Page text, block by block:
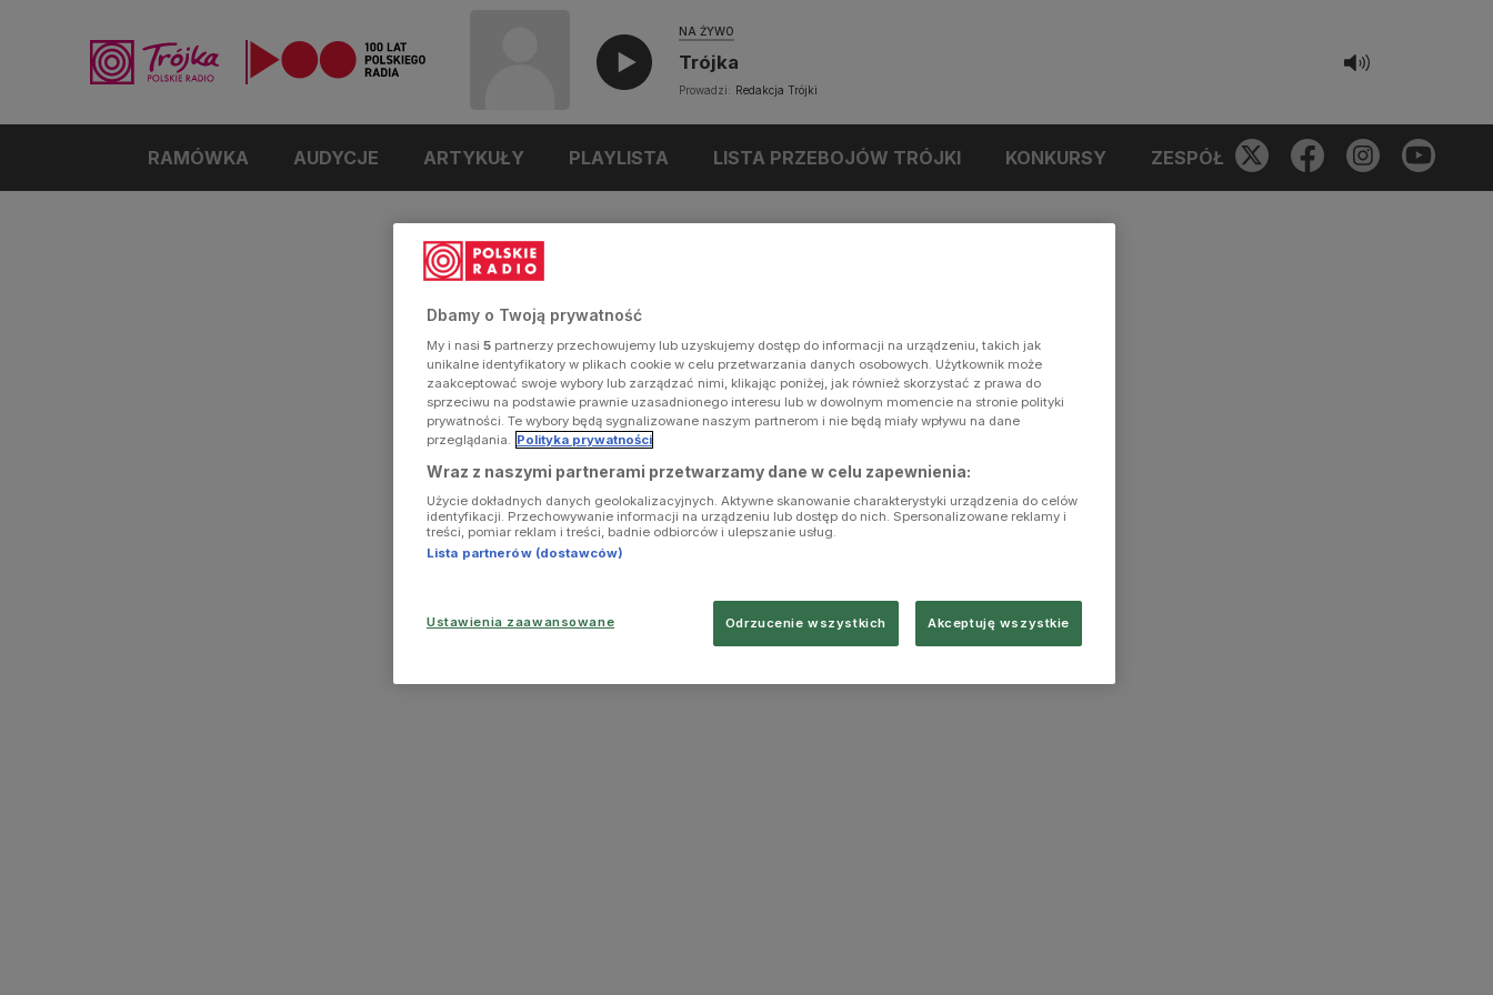
NA ŻYWO
Trójka
Prowadzi: Redakcja Trójki
RAMÓWKA AUDYCJE ARTYKUŁY PLAYLISTA LISTA PRZEBOJÓW TRÓJKI KONKURSY ZESPÓŁ
Dbamy o Twoją prywatność
My i nasi 5 partnerzy przechowujemy lub uzyskujemy dostęp do informacji na urządzeniu, takich jak
unikalne identyfikatory w plikach cookie w celu przetwarzania danych osobowych. Użytkownik może
zaakceptować swoje wybory lub zarządzać nimi, klikając poniżej, jak również skorzystać z prawa do
sprzeciwu na podstawie prawnie uzasadnionego interesu lub w dowolnym momencie na stronie polityki
prywatności. Te wybory będą sygnalizowane naszym partnerom i nie będą miały wpływu na dane
przeglądania. Polityka prywatności
Wraz z naszymi partnerami przetwarzamy dane w celu zapewnienia:
Użycie dokładnych danych geolokalizacyjnych. Aktywne skanowanie charakterystyki urządzenia do celów
identyfikacji. Przechowywanie informacji na urządzeniu lub dostęp do nich. Spersonalizowane reklamy i
treści, pomiar reklam i treści, badnie odbiorców i ulepszanie usług.
Lista partnerów (dostawców)
Ustawienia zaawansowane Odrzucenie wszystkich Akceptuję wszystkie